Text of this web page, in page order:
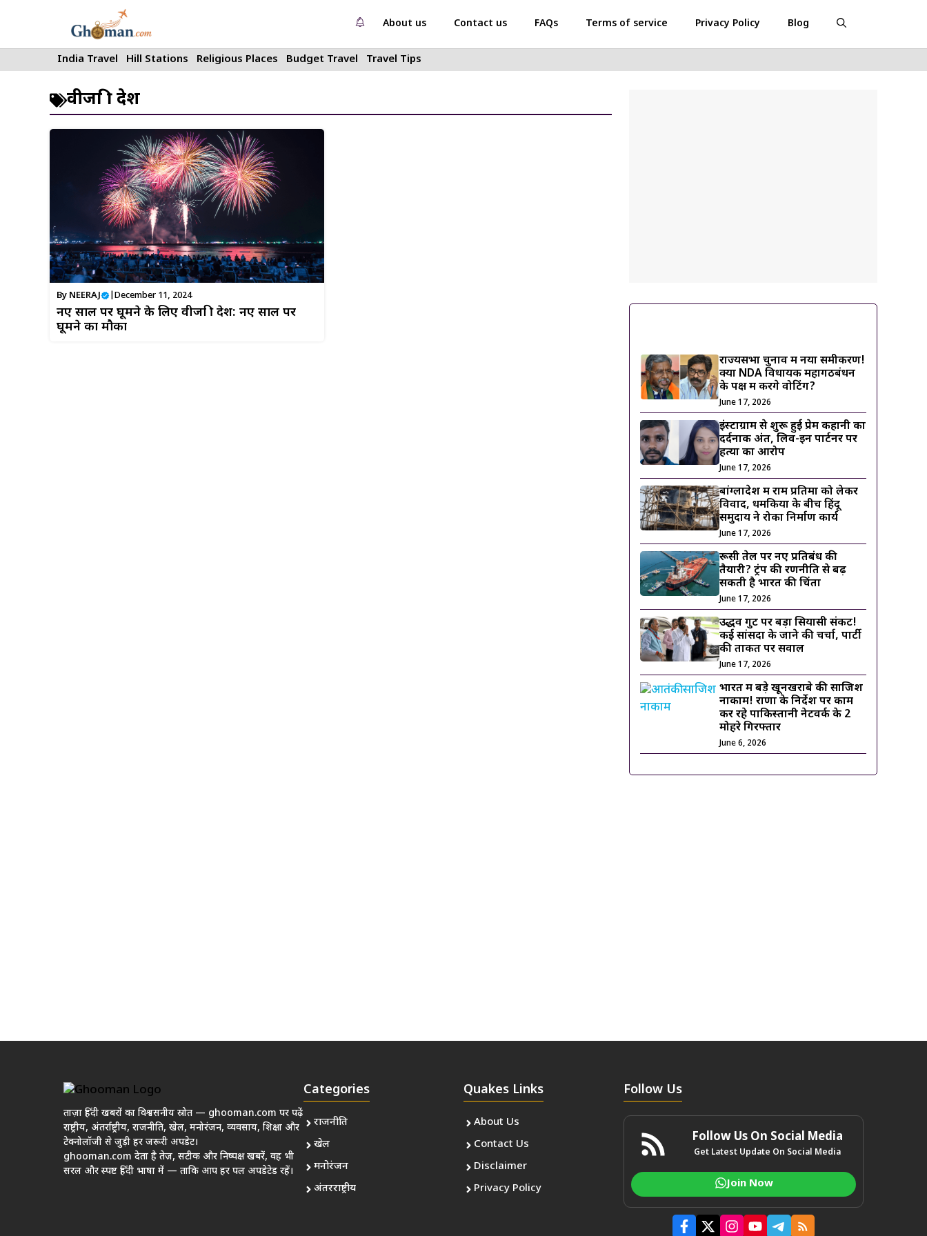
About us Contact us FAQs Terms of service Privacy Policy Blog
India Travel Hill Stations Religious Places Budget Travel Travel Tips
वीजा फ्री देश
By NEERAJ December 11, 2024
नए साल पर घूमने के लिए वीजा फ्री देश: नए साल पर
घूमने का मौका
राज्यसभा चुनाव में नया समीकरण!
क्या NDA विधायक महागठबंधन
के पक्ष में करेंगे वोटिंग?
June 17, 2026
इंस्टाग्राम से शुरू हुई प्रेम कहानी का
दर्दनाक अंत, लिव-इन पार्टनर पर
हत्या का आरोप
June 17, 2026
बांग्लादेश में राम प्रतिमा को लेकर
विवाद, धमकियों के बीच हिंदू
समुदाय ने रोका निर्माण कार्य
June 17, 2026
रूसी तेल पर नए प्रतिबंध की
तैयारी? ट्रंप की रणनीति से बढ़
सकती है भारत की चिंता
June 17, 2026
उद्धव गुट पर बड़ा सियासी संकट!
कई सांसदों के जाने की चर्चा, पार्टी
की ताकत पर सवाल
June 17, 2026
भारत में बड़े खूनखराबे की साजिश
नाकाम! राणा के निर्देश पर काम
कर रहे पाकिस्तानी नेटवर्क के 2
मोहरे गिरफ्तार
June 6, 2026
ताज़ा हिंदी खबरों का विश्वसनीय स्रोत — ghooman.com पर पढ़ें
राष्ट्रीय, अंतर्राष्ट्रीय, राजनीति, खेल, मनोरंजन, व्यवसाय, शिक्षा और
टेक्नोलॉजी से जुड़ी हर जरूरी अपडेट।
ghooman.com देता है तेज़, सटीक और निष्पक्ष खबरें, वह भी
सरल और स्पष्ट हिंदी भाषा में — ताकि आप हर पल अपडेटेड रहें।
Categories
राजनीति
खेल
मनोरंजन
अंतरराष्ट्रीय
Quakes Links
About Us
Contact Us
Disclaimer
Privacy Policy
Follow Us
Follow Us On Social Media
Get Latest Update On Social Media
Join Now